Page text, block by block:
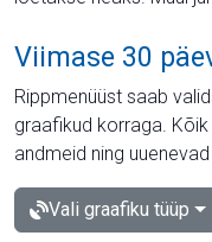
Viimase 30
Rippmenüüst saab
graafikud korraga.
andmeid ning uuenevad
Vali graafiku tüüp